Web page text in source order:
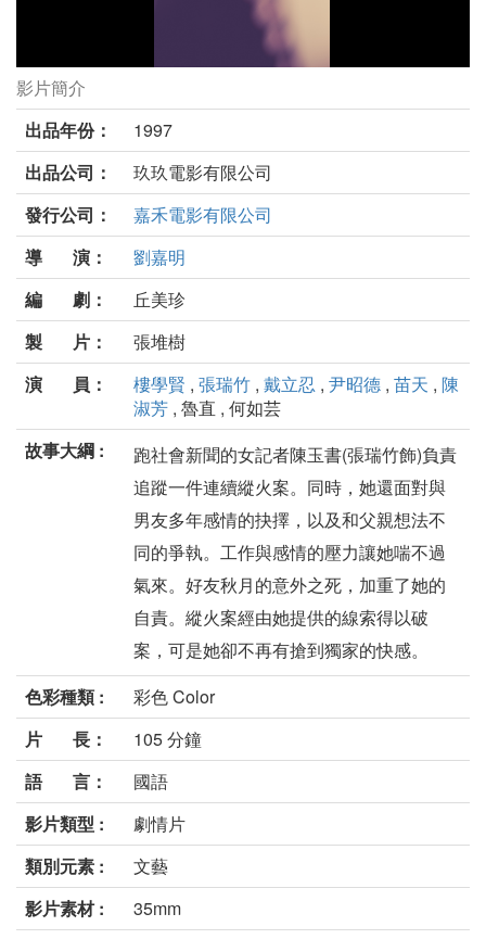
三十而立劇照
影片簡介
出品年份：
1997
出品公司：
玖玖電影有限公司
發行公司：
嘉禾電影有限公司
導 演：
劉嘉明
編 劇：
丘美珍
製 片：
張堆樹
演 員：
樓學賢 , 張瑞竹 , 戴立忍 , 尹昭德 , 苗天 , 陳
淑芳 , 魯直 , 何如芸
故事大綱 :
跑社會新聞的女記者陳玉書(張瑞竹飾)負責
追蹤一件連續縱火案。同時，她還面對與
男友多年感情的抉擇，以及和父親想法不
同的爭執。工作與感情的壓力讓她喘不過
氣來。好友秋月的意外之死，加重了她的
自責。縱火案經由她提供的線索得以破
案，可是她卻不再有搶到獨家的快感。
色彩種類 :
彩色 Color
片 長：
105 分鐘
語 言：
國語
影片類型 :
劇情片
類別元素 :
文藝
影片素材 :
35mm